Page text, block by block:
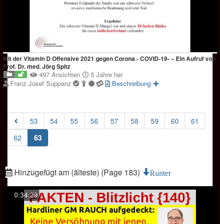
Mit der Vitamin D Offensive 2021 gegen Corona - COVID-19- – Ein Aufruf von
Prof. Dr. med. Jörg Spitz
497 Ansichten
5 Jahre her
Franz Josef Suppanz
Beschreibung
53 54 55 56 57 58 59 60
61
62
63(current)
Hinzugefügt am (älteste) (Page 183) Runter
0:34:29